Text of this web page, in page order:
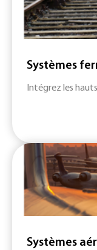
Systèmes
Intégrez les
Systèmes